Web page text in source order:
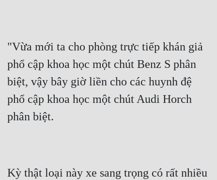
"Vừa mới ta cho phòng trực tiếp khán giả
phổ cập khoa học một chút Benz S phân
biệt, vậy bây giờ liền cho các huynh đệ
phổ cập khoa học một chút Audi Horch
phân biệt.
Kỳ thật loại này xe sang trọng có rất nhiều